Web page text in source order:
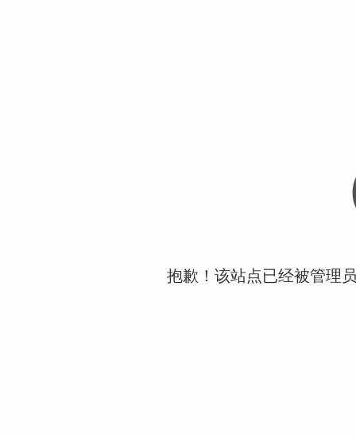
抱歉！该站点已经被管理